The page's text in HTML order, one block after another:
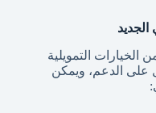
الخيارات التمويلية
على الدعم، ويمكن